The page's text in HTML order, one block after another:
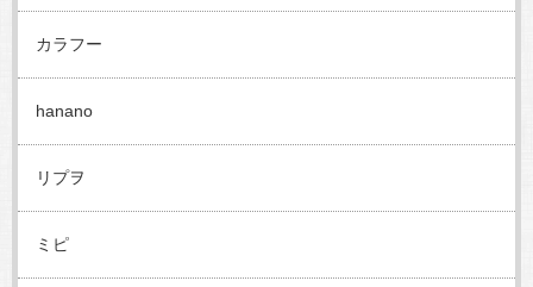
カラフー
hanano
リプヲ
ミピ